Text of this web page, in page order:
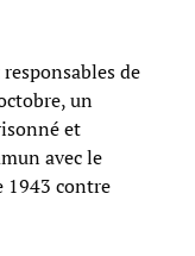
de
un
et
avec le
1943 contre